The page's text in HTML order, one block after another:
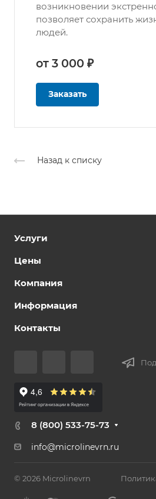
возникновении
позволяет сохранить
людей.
от 3 000 ₽
Заказать
Назад к списку
Услуги
Цены
Компания
Информация
Контакты
8 (800) 533-75-73
info@microlinevrn.ru
© 2026 Microlinevrn